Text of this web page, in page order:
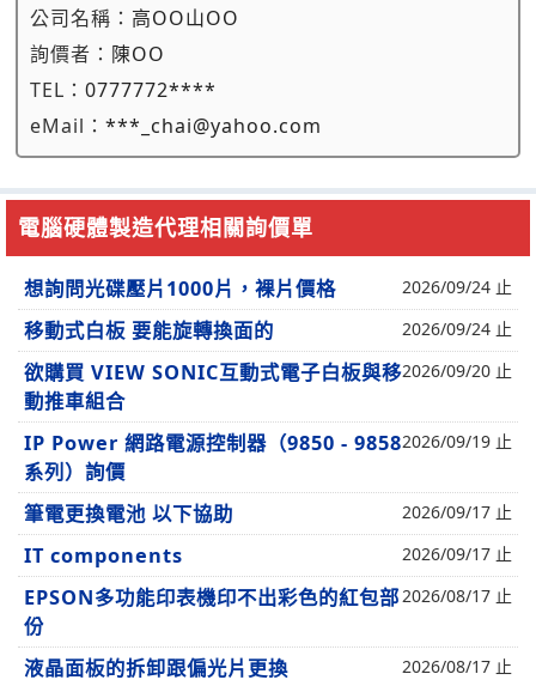
公司名稱： 高OO山OO
詢價者： 陳OO
TEL： 0777772****
eMail： ***_chai@yahoo.com
電腦硬體製造代理相關詢價單
想詢問光碟壓片1000片，裸片價格 2026/09/24 止
移動式白板 要能旋轉換面的 2026/09/24 止
欲購買 VIEW SONIC互動式電子白板與移
動推車組合
2026/09/20 止
IP Power 網路電源控制器（9850 - 9858
系列）詢價
2026/09/19 止
筆電更換電池 以下協助 2026/09/17 止
IT components 2026/09/17 止
EPSON多功能印表機印不出彩色的紅包部
份
2026/08/17 止
液晶面板的拆卸跟偏光片更換 2026/08/17 止